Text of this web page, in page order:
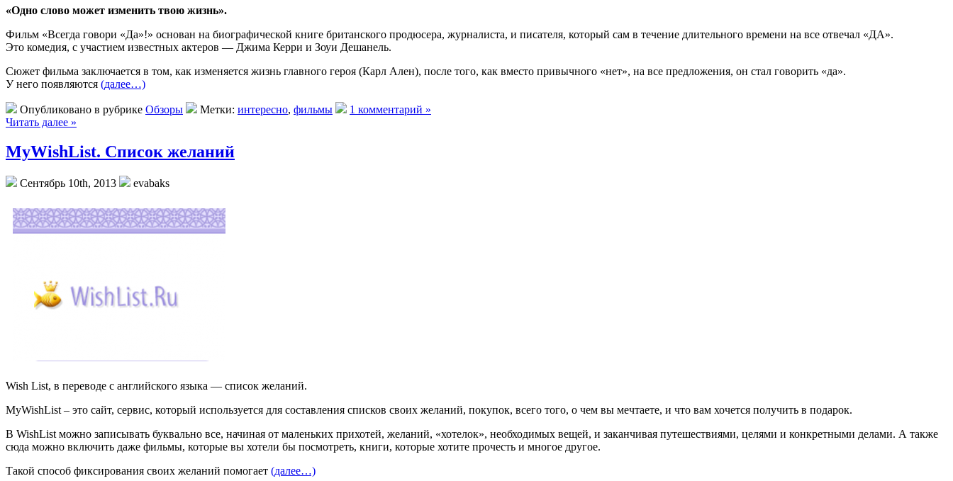
«Одно слово может изменить твою жизнь».
Фильм «Всегда говори «Да»!» основан на биографической книге британского продюсера, журналиста, и писателя, который сам в течение длительного времени на все отвечал «ДА».
Это комедия, с участием известных актеров — Джима Керри и Зоуи Дешанель.
Сюжет фильма заключается в том, как изменяется жизнь главного героя (Карл Ален), после того, как вместо привычного «нет», на все предложения, он стал говорить «да».
У него появляются (далее…)
Опубликовано в рубрике Обзоры Метки: интересно, фильмы
1 комментарий »
Читать далее »
MyWishList. Список желаний
Сентябрь 10th, 2013 evabaks
Wish List, в переводе с английского языка — список желаний.
MyWishList – это сайт, сервис, который используется для составления списков своих желаний, покупок, всего того, о чем вы мечтаете, и что вам хочется получить в подарок.
В WishList можно записывать буквально все, начиная от маленьких прихотей, желаний, «хотелок», необходимых вещей, и заканчивая путешествиями, целями и конкретными делами. А также
сюда можно включить даже фильмы, которые вы хотели бы посмотреть, книги, которые хотите прочесть и многое другое.
Такой способ фиксирования своих желаний помогает (далее…)